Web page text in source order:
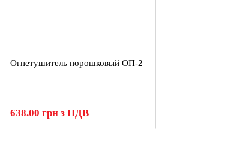
Огнетушитель порошковый ОП-2
638.00 грн з ПДВ